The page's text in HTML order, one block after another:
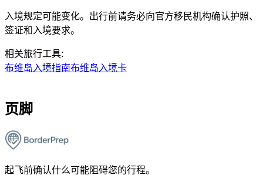
入境规定可能变化。出行前请务必向官方移民机构确认护照、
签证和入境要求。
相关旅行工具:
布维岛入境指南布维岛入境卡
页脚
起飞前确认什么可能阻碍您的行程。